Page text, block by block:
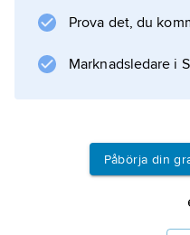
kulturbygd och var
Finland. Nousiss
1200-talet.
Information
Prova det, du
Marknadsledare i
Påbörja din